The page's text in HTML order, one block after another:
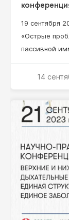
19 сентября
«Острые
пассивной
Вадимовна –
клинической
профессор
14